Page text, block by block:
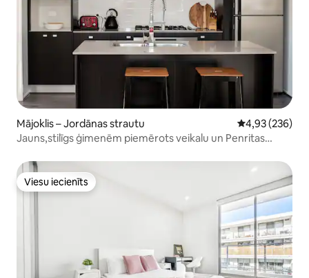
Mājoklis – Jordānas strautu Vidējais
4,93 (236)
Jauns,stilīgs ģimenēm piemērots veikalu un Penritas
Viesu iecienīts
Viesu iecienīts